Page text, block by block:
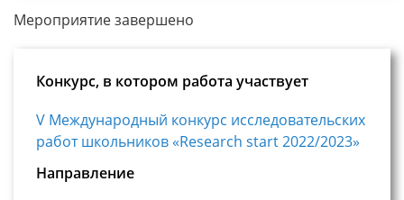
Мероприятие завершено
Конкурс, в котором работа участвует
V Международный конкурс исследовательских
работ школьников «Research start 2022/2023»
Направление